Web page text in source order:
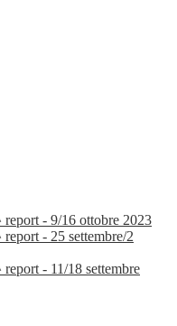
- 9/16 ottobre 2023
- 25 settembre/2
- 11/18 settembre